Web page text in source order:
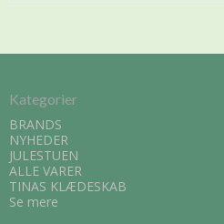
Kategorier
BRANDS
NYHEDER
JULESTUEN
ALLE VARER
TINAS KLÆDESKAB
Se mere